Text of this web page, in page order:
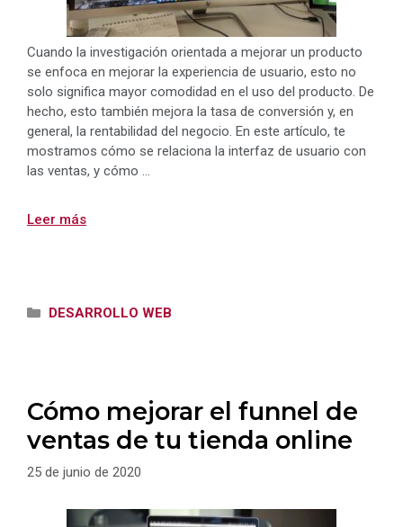
Cuando la investigación orientada a mejorar un producto
se enfoca en mejorar la experiencia de usuario, esto no
solo significa mayor comodidad en el uso del producto. De
hecho, esto también mejora la tasa de conversión y, en
general, la rentabilidad del negocio. En este artículo, te
mostramos cómo se relaciona la interfaz de usuario con
las ventas, y cómo …
Leer más
Categorías
DESARROLLO WEB
Cómo mejorar el funnel de
ventas de tu tienda online
25 de junio de 2020